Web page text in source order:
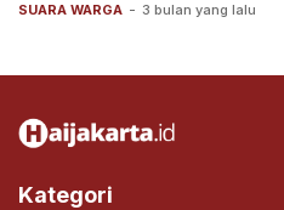
SUARA WARGA - 3 bulan yang lalu
Kategori